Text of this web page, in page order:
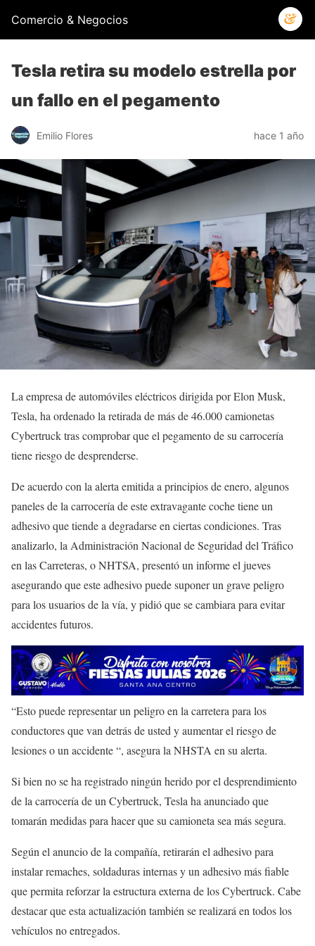
Comercio & Negocios
Tesla retira su modelo estrella por
un fallo en el pegamento
Emilio Flores hace 1 año
La empresa de automóviles eléctricos dirigida por Elon Musk,
Tesla, ha ordenado la retirada de más de 46.000 camionetas
Cybertruck tras comprobar que el pegamento de su carrocería
tiene riesgo de desprenderse.
De acuerdo con la alerta emitida a principios de enero, algunos
paneles de la carrocería de este extravagante coche tiene un
adhesivo que tiende a degradarse en ciertas condiciones. Tras
analizarlo, la Administración Nacional de Seguridad del Tráfico
en las Carreteras, o NHTSA, presentó un informe el jueves
asegurando que este adhesivo puede suponer un grave peligro
para los usuarios de la vía, y pidió que se cambiara para evitar
accidentes futuros.
“Esto puede representar un peligro en la carretera para los
conductores que van detrás de usted y aumentar el riesgo de
lesiones o un accidente “, asegura la NHSTA en su alerta.
Si bien no se ha registrado ningún herido por el desprendimiento
de la carrocería de un Cybertruck, Tesla ha anunciado que
tomarán medidas para hacer que su camioneta sea más segura.
Según el anuncio de la compañía, retirarán el adhesivo para
instalar remaches, soldaduras internas y un adhesivo más fiable
que permita reforzar la estructura externa de los Cybertruck. Cabe
destacar que esta actualización también se realizará en todos los
vehículos no entregados.